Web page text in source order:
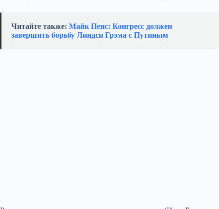
Читайте также: Майк Пенс: Конгресс должен
завершить борьбу Линдси Грэма с Путиным